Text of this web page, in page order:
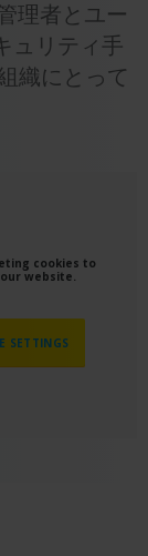
理者とユー
ュリティ手
織にとって
cookies to
website.
SETTINGS